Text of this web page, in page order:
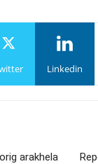
Linkedin
arakhela